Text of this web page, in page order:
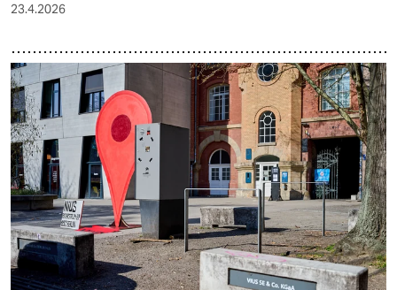
23.4.2026